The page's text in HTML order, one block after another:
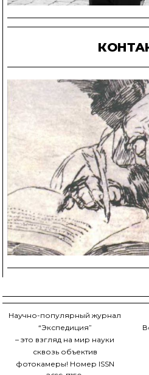
Научно-популярный журнал
“Экспедиция”
– это взгляд на мир науки
сквозь объектив
фотокамеры! Номер ISSN